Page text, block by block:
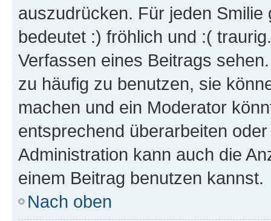
auszudrücken. Für jeden
bedeutet :) fröhlich und :(
Verfassen eines Beitrags
zu häufig zu benutzen, sie
machen und ein Moderator
entsprechend überarbeiten
Administration kann auch die
einem Beitrag benutzen kannst.
Nach oben